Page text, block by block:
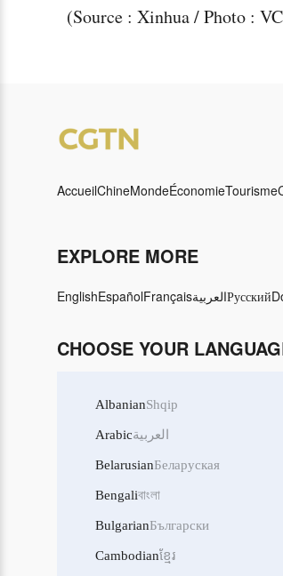
(Source : Xinhua / Photo :
AccueilChineMondeÉconomieTourisme
EXPLORE MORE
EnglishEspañolFrançaisالعربيةРусский
CHOOSE YOUR
AlbanianShqip
Arabicالعربية
BelarusianБеларуская
Bengaliবাংলা
BulgarianБългарски
Cambodianខ្មែរ